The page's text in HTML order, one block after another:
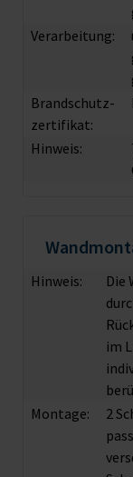
Verarbeitung:
Brandschutz­
zertifikat:
Hinweis:
Hinweis:
Die
im
Montage:
2